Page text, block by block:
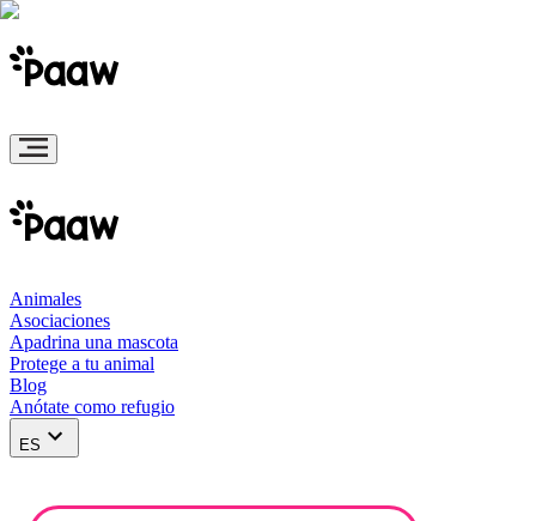
Animales
Asociaciones
Apadrina una mascota
Protege a tu animal
Blog
Anótate como refugio
ES